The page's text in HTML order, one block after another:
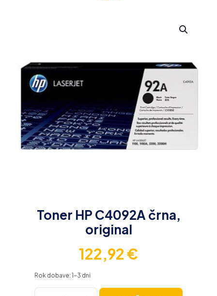
Toner HP C4092A črna,
original
122,92€
Rok dobave: 1-3 dni
Toner